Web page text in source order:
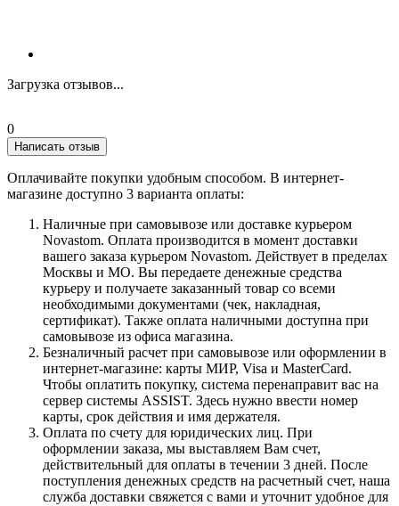
Загрузка отзывов...
0
Написать отзыв
Оплачивайте покупки удобным способом. В интернет-
магазине доступно 3 варианта оплаты:
Наличные при самовывозе или доставке курьером
Novastom. Оплата производится в момент доставки
вашего заказа курьером Novastom. Действует в пределах
Москвы и МО. Вы передаете денежные средства
курьеру и получаете заказанный товар со всеми
необходимыми документами (чек, накладная,
сертификат). Также оплата наличными доступна при
самовывозе из офиса магазина.
Безналичный расчет при самовывозе или оформлении в
интернет-магазине: карты МИР, Visa и MasterCard.
Чтобы оплатить покупку, система перенаправит вас на
сервер системы ASSIST. Здесь нужно ввести номер
карты, срок действия и имя держателя.
Оплата по счету для юридических лиц. При
оформлении заказа, мы выставляем Вам счет,
действительный для оплаты в течении 3 дней. После
поступления денежных средств на расчетный счет, наша
служба доставки свяжется с вами и уточнит удобное для